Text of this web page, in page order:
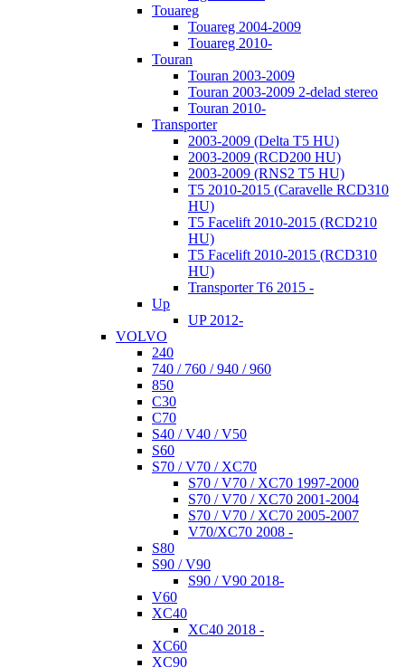
Touareg
Touareg 2004-2009
Touareg 2010-
Touran
Touran 2003-2009
Touran 2003-2009 2-delad stereo
Touran 2010-
Transporter
2003-2009 (Delta T5 HU)
2003-2009 (RCD200 HU)
2003-2009 (RNS2 T5 HU)
T5 2010-2015 (Caravelle RCD310
HU)
T5 Facelift 2010-2015 (RCD210
HU)
T5 Facelift 2010-2015 (RCD310
HU)
Transporter T6 2015 -
Up
UP 2012-
VOLVO
240
740 / 760 / 940 / 960
850
C30
C70
S40 / V40 / V50
S60
S70 / V70 / XC70
S70 / V70 / XC70 1997-2000
S70 / V70 / XC70 2001-2004
S70 / V70 / XC70 2005-2007
V70/XC70 2008 -
S80
S90 / V90
S90 / V90 2018-
V60
XC40
XC40 2018 -
XC60
XC90